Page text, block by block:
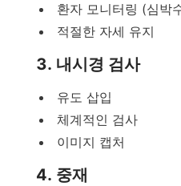
환자 모니터링 (심박
적절한 자세 유지
3. 내시경 검사
유도 삽입
체계적인 검사
이미지 캡처
4. 중재